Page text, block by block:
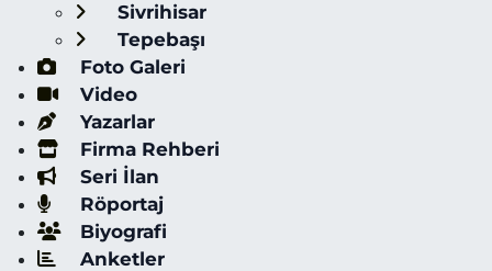
Sivrihisar
Tepebaşı
Foto Galeri
Video
Yazarlar
Firma Rehberi
Seri İlan
Röportaj
Biyografi
Anketler